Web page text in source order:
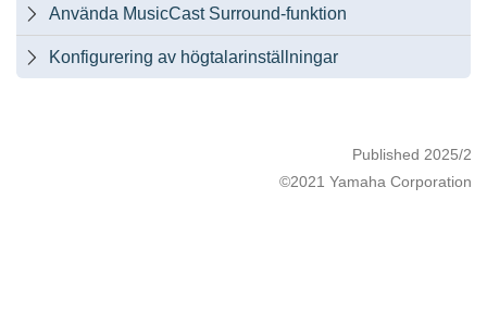
 Använda MusicCast Surround-funktion
 Konfigurering av högtalarinställningar
Published 2025/2
©2021 Yamaha Corporation